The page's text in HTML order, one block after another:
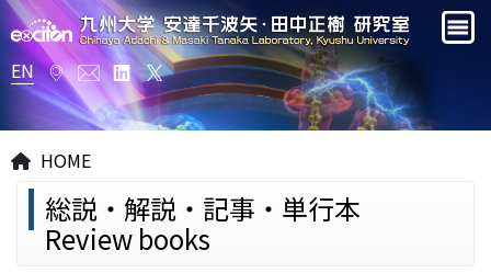
EN
HOME
総説・解説・記事・単行本
Review books